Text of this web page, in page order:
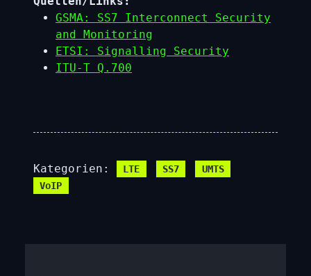
GSMA: SS7 Interconnect Security
and Monitoring
ETSI: Signalling Security
ITU-T Q.700
Kategorien: LTE SS7
UMTS
VoIP